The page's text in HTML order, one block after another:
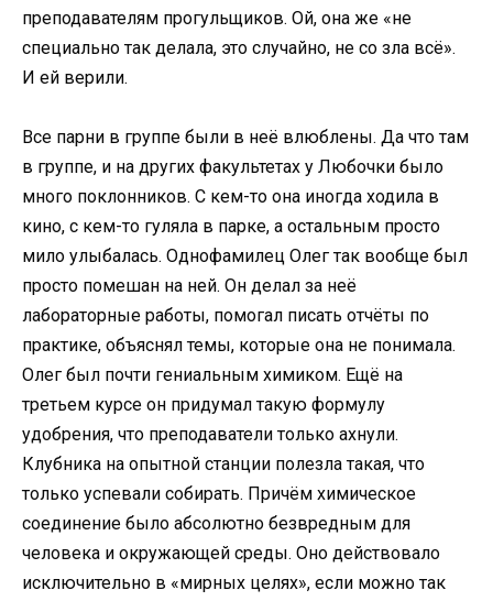
преподавателям прогульщиков. Ой, она же «не
специально так делала, это случайно, не со зла всё».
И ей верили.
Все парни в группе были в неё влюблены. Да что там
в группе, и на других факультетах у Любочки было
много поклонников. С кем-то она иногда ходила в
кино, с кем-то гуляла в парке, а остальным просто
мило улыбалась. Однофамилец Олег так вообще был
просто помешан на ней. Он делал за неё
лабораторные работы, помогал писать отчёты по
практике, объяснял темы, которые она не понимала.
Олег был почти гениальным химиком. Ещё на
третьем курсе он придумал такую формулу
удобрения, что преподаватели только ахнули.
Клубника на опытной станции полезла такая, что
только успевали собирать. Причём химическое
соединение было абсолютно безвредным для
человека и окружающей среды. Оно действовало
исключительно в «мирных целях», если можно так